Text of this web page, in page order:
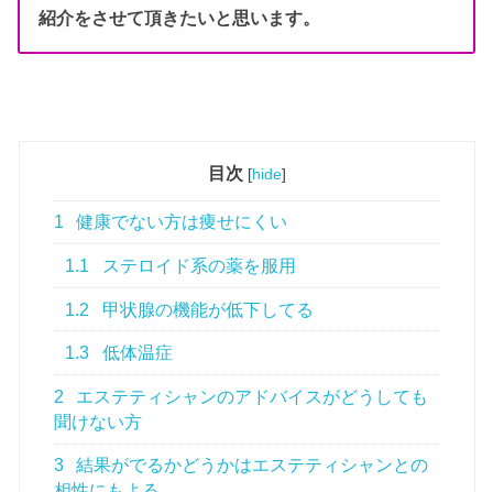
紹介をさせて頂きたいと思います。
目次 [hide]
1 健康でない方は痩せにくい
1.1 ステロイド系の薬を服用
1.2 甲状腺の機能が低下してる
1.3 低体温症
2
エステティシャンのアドバイスがどうしても
聞けない方
3
結果がでるかどうかはエステティシャンとの